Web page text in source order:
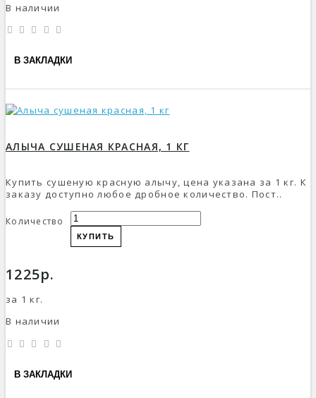
В наличии
В ЗАКЛАДКИ
АЛЫЧА СУШЕНАЯ КРАСНАЯ, 1 КГ
Купить сушеную красную алычу, цена указана за 1 кг. К
заказу доступно любое дробное количество. Пост..
Количество
КУПИТЬ
1225р.
за 1 кг.
В наличии
В ЗАКЛАДКИ